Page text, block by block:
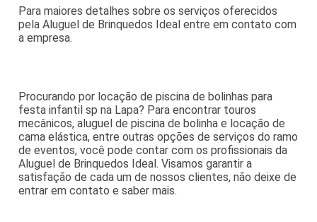
Para maiores detalhes sobre os serviços oferecidos
pela Aluguel de Brinquedos Ideal entre em contato com
a empresa.
Procurando por locação de piscina de bolinhas para
festa infantil sp na Lapa? Para encontrar touros
mecânicos, aluguel de piscina de bolinha e locação de
cama elástica, entre outras opções de serviços do ramo
de eventos, você pode contar com os profissionais da
Aluguel de Brinquedos Ideal. Visamos garantir a
satisfação de cada um de nossos clientes, não deixe de
entrar em contato e saber mais.